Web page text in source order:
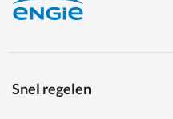
Snel regelen